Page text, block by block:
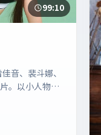
99:10
音、裴斗娜、
。以小人物视
供检索参考，